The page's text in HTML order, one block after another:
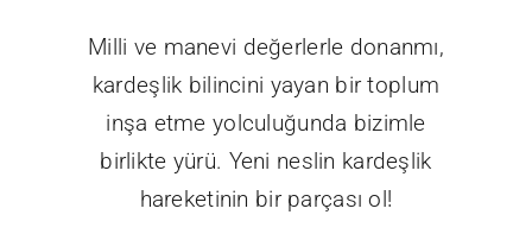
Milli ve manevi değerlerle donanmı,
kardeşlik bilincini yayan bir toplum
inşa etme yolculuğunda bizimle
birlikte yürü. Yeni neslin kardeşlik
hareketinin bir parçası ol!